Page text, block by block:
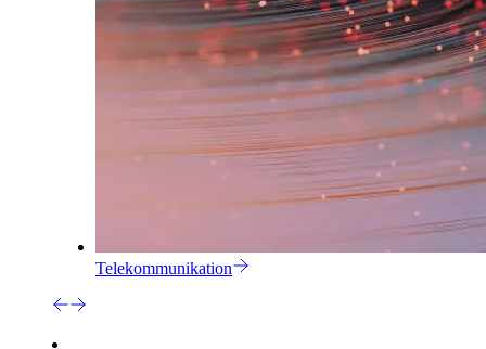
Telekommunikation